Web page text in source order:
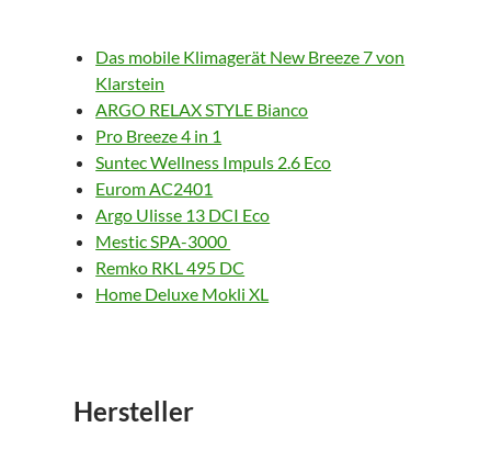
Das mobile Klimagerät New Breeze 7 von
Klarstein
ARGO RELAX STYLE Bianco
Pro Breeze 4 in 1
Suntec Wellness Impuls 2.6 Eco
Eurom AC2401
Argo Ulisse 13 DCI Eco
Mestic SPA-3000
Remko RKL 495 DC
Home Deluxe Mokli XL
Hersteller